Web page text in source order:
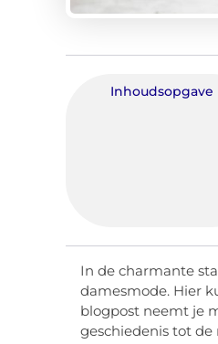
Inhoudsopgave
In de charmante
damesmode. Hier
blogpost neemt je
geschiedenis tot